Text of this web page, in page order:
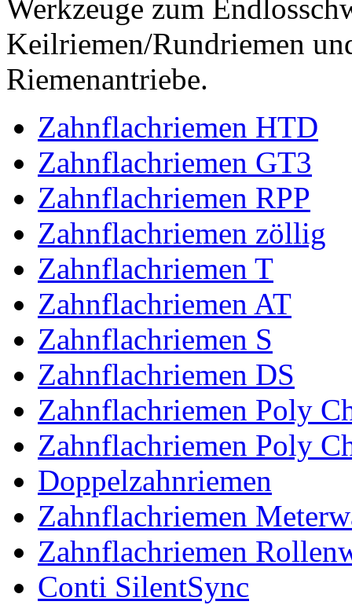
Werkzeuge zum
Keilriemen/Rundriemen
Riemenantriebe.
Zahnflachriemen HTD
Zahnflachriemen GT3
Zahnflachriemen RPP
Zahnflachriemen zöllig
Zahnflachriemen T
Zahnflachriemen AT
Zahnflachriemen S
Zahnflachriemen DS
Zahnflachriemen Poly
Zahnflachriemen Poly
Doppelzahnriemen
Zahnflachriemen
Zahnflachriemen
Conti SilentSync